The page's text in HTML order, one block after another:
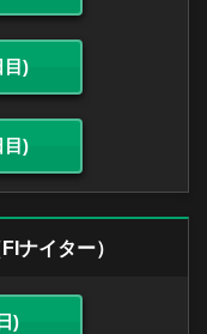
目)
目)
ナイター）
)